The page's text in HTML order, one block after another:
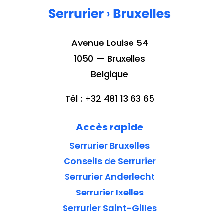
Avenue Louise 54
1050 — Bruxelles
Belgique
Tél : +32 481 13 63 65
Accès rapide
Serrurier Bruxelles
Conseils de Serrurier
Serrurier Anderlecht
Serrurier Ixelles
Serrurier Saint-Gilles